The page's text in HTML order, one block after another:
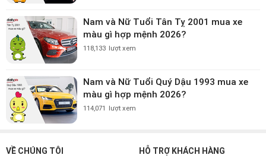
Nam và Nữ Tuổi Tân Tỵ 2001 mua xe
màu gì hợp mệnh 2026?
118,133 lượt xem
Nam và Nữ Tuổi Quý Dậu 1993 mua xe
màu gì hợp mệnh 2026?
114,071 lượt xem
VỀ CHÚNG TÔI HỖ TRỢ KHÁCH HÀNG